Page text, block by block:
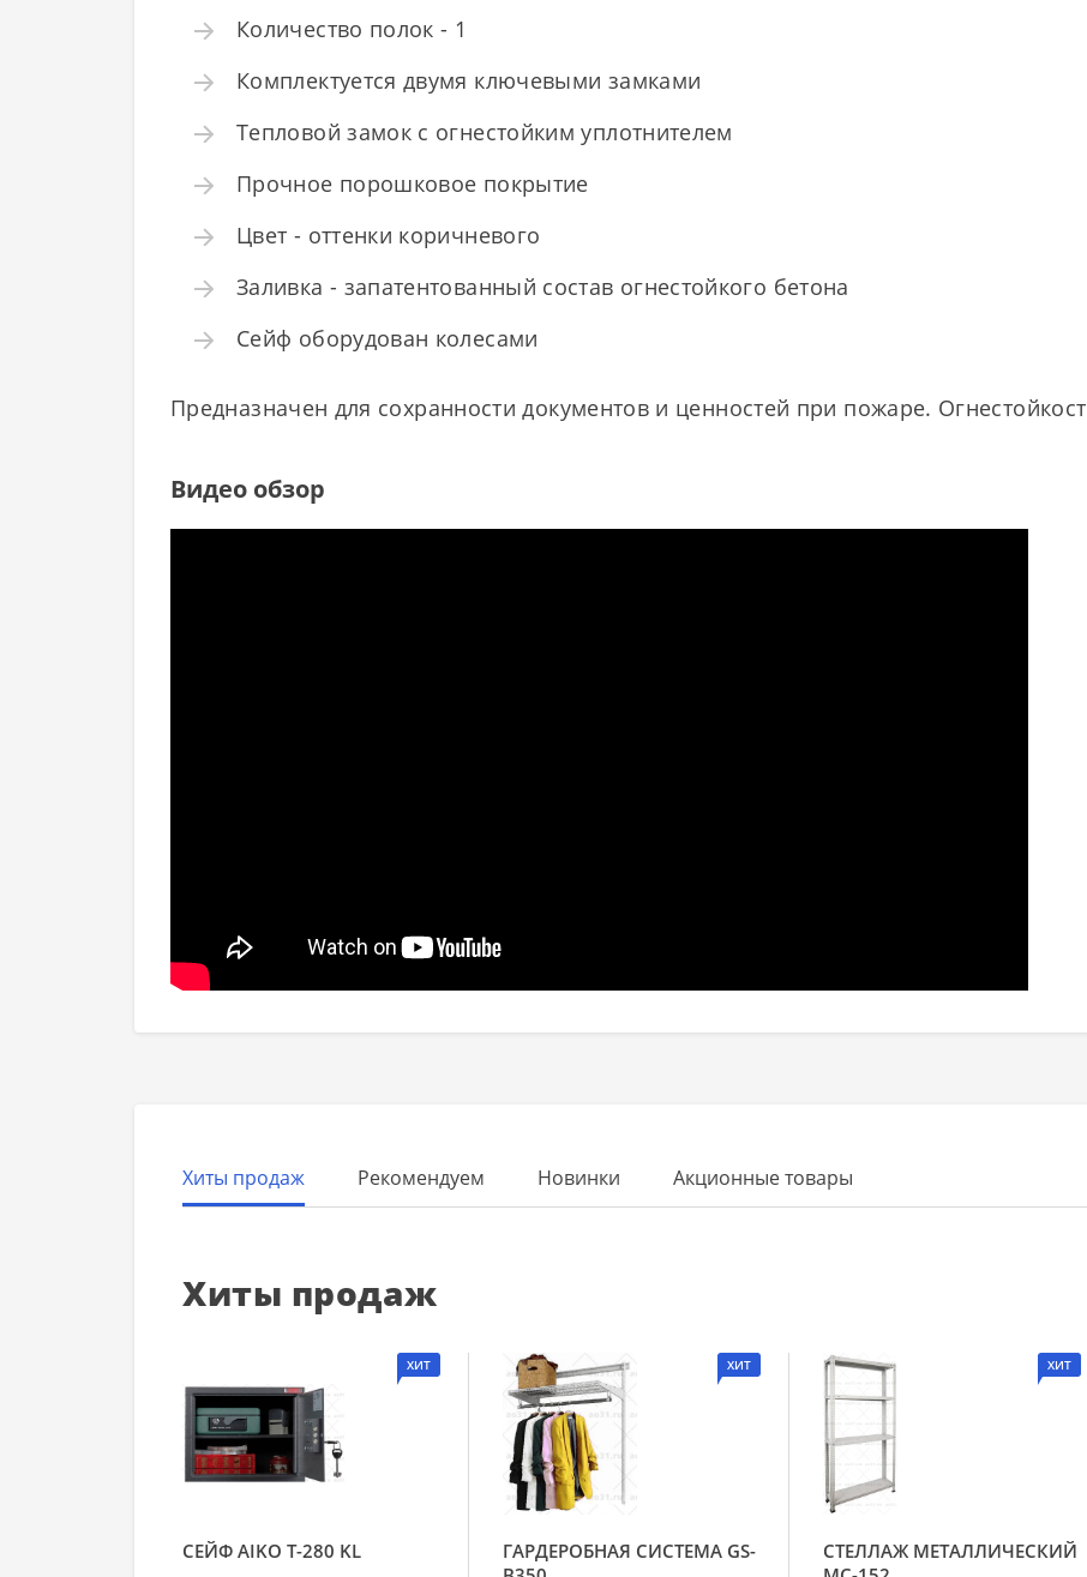
Количество полок - 1
Комплектуется двумя ключевыми замками
Тепловой замок с огнестойким уплотнителем
Прочное порошковое покрытие
Цвет - оттенки коричневого
Заливка - запатентованный состав огнестойкого бетона
Сейф оборудован колесами
Предназначен для сохранности документов и ценностей при пожаре.
Видео обзор
Хиты продаж Рекомендуем Новинки Акционные товары
Хиты продаж
ХИТ
СЕЙФ AIKO Т-280 KL
ХИТ
ГАРДЕРОБНАЯ СИСТЕМА GS-
ХИТ
СТЕЛЛАЖ МЕТАЛЛИЧЕСКИЙ